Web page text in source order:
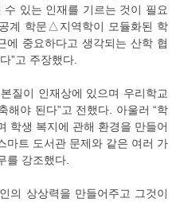
있는 인재를 기르는 것이 필요
계 학문△지역학이 모듈화된 학
에 중요하다고 생각되는 산학 협
”고 주장했다.
질이 인재상에 있으며 우리학교
해야 된다”고 전했다. 아울러 “학
학생 복지에 관해 환경을 만들어
마트 도서관 문제와 같은 여러 가
를 강조했다.
의 상상력을 만들어주고 그것이